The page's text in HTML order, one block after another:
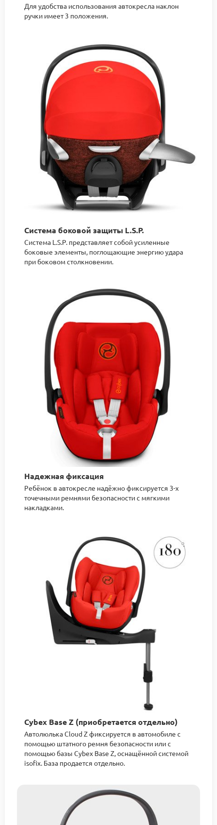
Для удобства использования автокресла наклон
ручки имеет 3 положения.
Система боковой защиты L.S.P.
Система L.S.P. представляет собой усиленные
боковые элементы, поглощающие энергию удара
при боковом столкновении.
Надежная фиксация
Ребёнок в автокресле надёжно фиксируется 3-х
точечными ремнями безопасности с мягкими
накладками.
Cybex Base Z (приобретается отдельно)
Автолюлька Cloud Z фиксируется в автомобиле с
помощью штатного ремня безопасности или с
помощью базы Cybex Base Z, оснащённой системой
isofix. База продается отдельно.